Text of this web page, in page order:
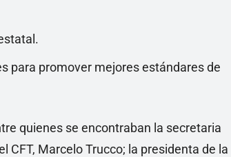
para promover mejores estándares de
quienes se encontraban la secretaria
CFT, Marcelo Trucco; la presidenta de la